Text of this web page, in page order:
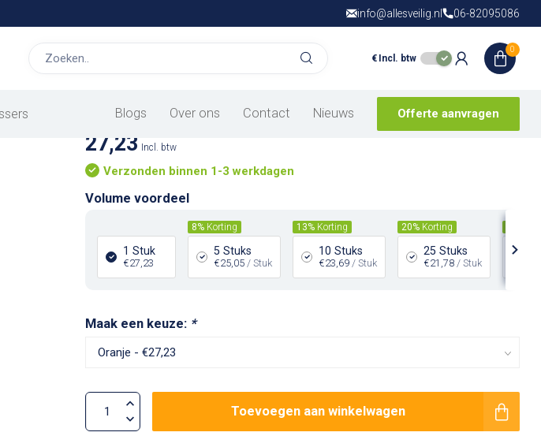
Gratis verzendingvanaf € 150,- in
info@allesveilig.nl 06-82095086
€ Incl. btw
0
Blogs Over ons Contact Nieuws Offerte aanvragen
Antistatisch veiligheidshesje
27,23 Incl. btw
Verzonden binnen 1-3 werkdagen
Volume voordeel
1 Stuk
€27,23
8% Korting
5 Stuks
€25,05 / Stuk
13% Korting
10 Stuks
€23,69 / Stuk
20% Korting
25 Stuks
€21,78 / Stuk
Maak een keuze: *
Toevoegen aan winkelwagen